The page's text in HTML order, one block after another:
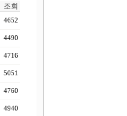
조회
4652
4490
4716
5051
4760
4940